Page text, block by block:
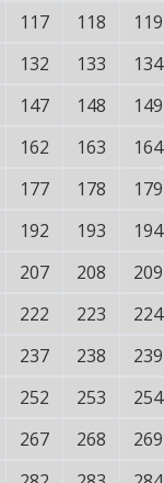
117 118 119
132 133 134
147 148 149
162 163 164
177 178 179
192 193 194
207 208 209
222 223 224
237 238 239
252 253 254
267 268 269